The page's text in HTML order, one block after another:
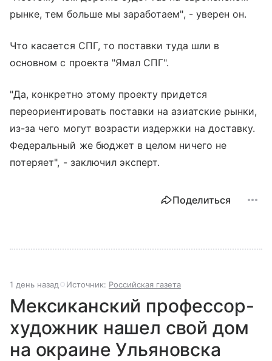
рынке, тем больше мы заработаем", - уверен он.
Что касается СПГ, то поставки туда шли в
основном с проекта "Ямал СПГ".
"Да, конкретно этому проекту придется
переориентировать поставки на азиатские рынки,
из-за чего могут возрасти издержки на доставку.
Федеральный же бюджет в целом ничего не
потеряет", - заключил эксперт.
Поделиться
1 день назад Источник: Российская газета
Мексиканский профессор-
художник нашел свой дом
на окраине Ульяновска